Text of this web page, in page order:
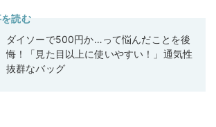
読む
ダイソーで500円か…って悩んだことを後
悔！「見た目以上に使いやすい！」通気性
抜群なバッグ